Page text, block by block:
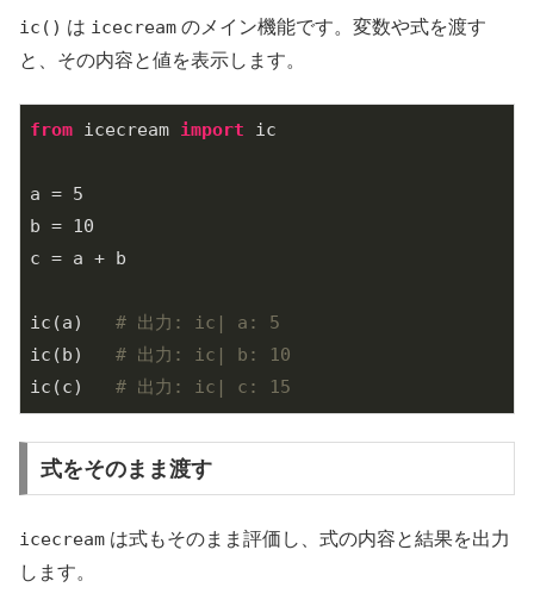
ic() は icecream のメイン機能です。変数や式を渡す
と、その内容と値を表示します。
from icecream import ic
a = 5
b = 10
c = a + b
ic(a) # 出力: ic| a: 5
ic(b) # 出力: ic| b: 10
ic(c) # 出力: ic| c: 15
式をそのまま渡す
icecream は式もそのまま評価し、式の内容と結果を出力
します。